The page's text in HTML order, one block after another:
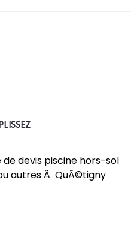
de devis piscine hors-sol
autres Ã QuÃ©tigny